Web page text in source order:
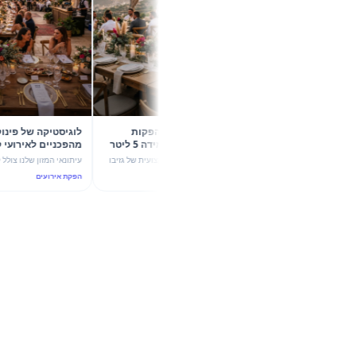
לוגיסטיקה של פינוק: 5
מהפכניים
עוצמת ערבול ותשתית יוקרה
עיתונאי המזון שלנו צולל לעומק